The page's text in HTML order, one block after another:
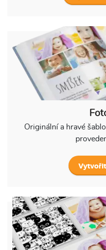
Originální a hravé